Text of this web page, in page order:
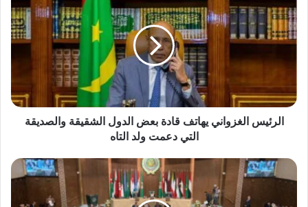
الرئيس الغزواني يهاتف قادة بعض الدول الشقيقة والصديقة
التي دعمت ولد التاه